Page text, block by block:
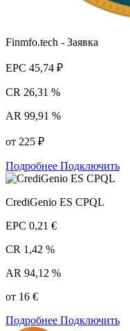
Finmfo.tech - Заявка
EPC 45,74 ₽
CR 26,31 %
AR 99,91 %
от 225 ₽
Подробнее Подключить
CrediGenio ES CPQL
EPC 0,21 €
CR 1,42 %
AR 94,12 %
от 16 €
Подробнее Подключить